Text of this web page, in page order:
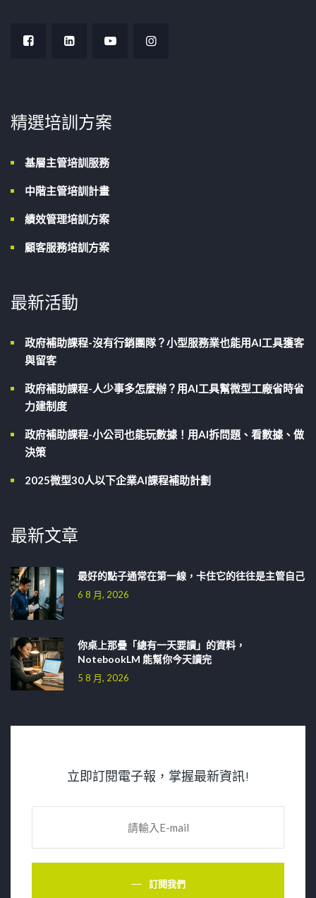
精選培訓方案
基層主管培訓服務
中階主管培訓計畫
績效管理培訓方案
顧客服務培訓方案
最新活動
政府補助課程-沒有行銷團隊？小型服務業也能用AI工具獲客
與留客
政府補助課程-人少事多怎麼辦？用AI工具幫微型工廠省時省
力建制度
政府補助課程-小公司也能玩數據！用AI拆問題、看數據、做
決策
2025微型30人以下企業AI課程補助計劃
最新文章
最好的點子通常在第一線，卡住它的往往是主管自己
6 8 月, 2026
你桌上那疊「總有一天要讀」的資料，
NotebookLM 能幫你今天讀完
5 8 月, 2026
立即訂閱電子報，掌握最新資訊!
訂閱我們